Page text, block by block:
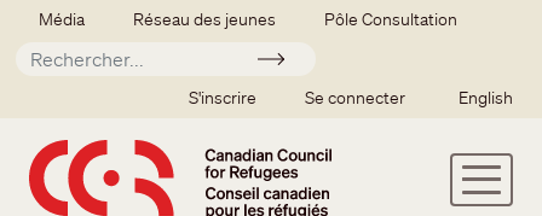
Aller au contenu principal
Secondary menu
Média Réseau des jeunes Pôle Consultation
Soumettre
SSO user menu
S'inscrire Se connecter English